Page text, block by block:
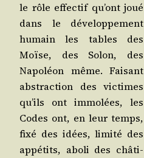
le rôle effec­tif qu’ont joué
dans le déve­lop­pe­ment
humain les tables des
Moïse, des Solon, des
Napo­léon même. Fai­sant
abs­trac­tion des vic­times
qu’ils ont immo­lées, les
Codes ont, en leur temps,
fixé des idées, limi­té des
appé­tits, abo­li des châ­ti­